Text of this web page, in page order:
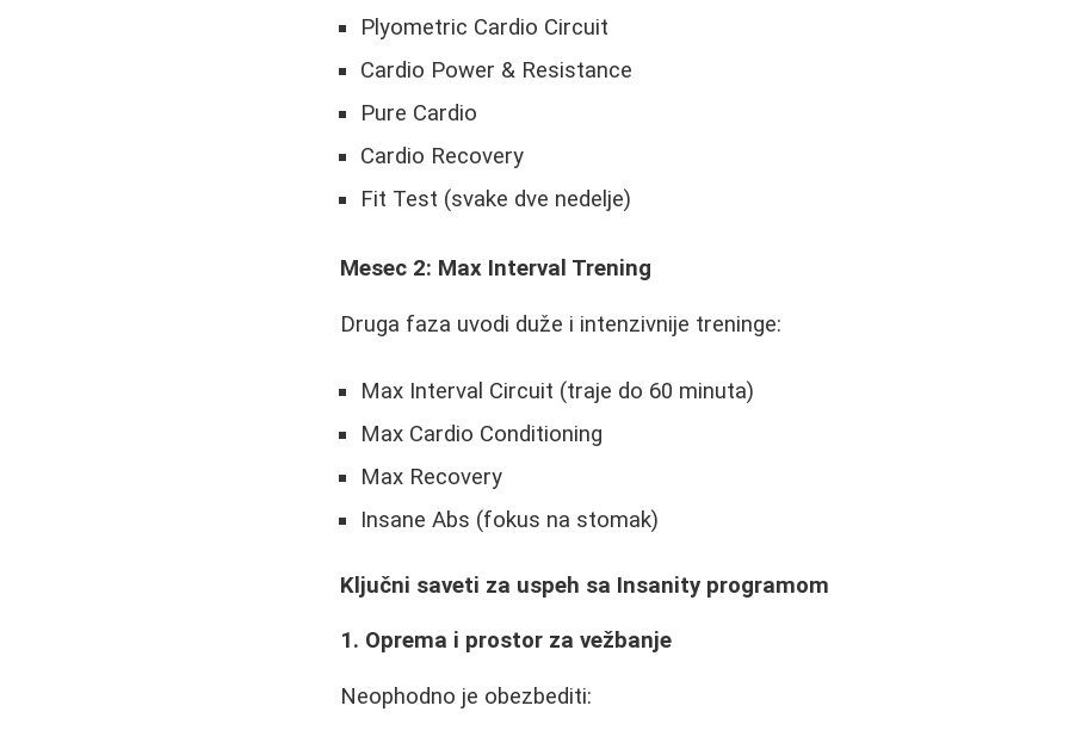
Plyometric Cardio Circuit
Cardio Power & Resistance
Pure Cardio
Cardio Recovery
Fit Test (svake dve nedelje)
Mesec 2: Max Interval Trening
Druga faza uvodi duže i intenzivnije treninge:
Max Interval Circuit (traje do 60 minuta)
Max Cardio Conditioning
Max Recovery
Insane Abs (fokus na stomak)
Ključni saveti za uspeh sa Insanity programom
1. Oprema i prostor za vežbanje
Neophodno je obezbediti: